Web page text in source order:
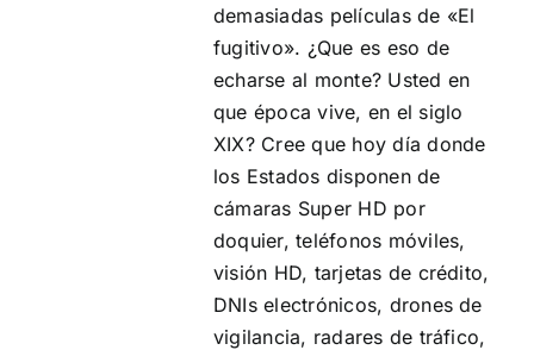
demasiadas películas de «El
fugitivo». ¿Que es eso de
echarse al monte? Usted en
que época vive, en el siglo
XIX? Cree que hoy día donde
los Estados disponen de
cámaras Super HD por
doquier, teléfonos móviles,
visión HD, tarjetas de crédito,
DNIs electrónicos, drones de
vigilancia, radares de tráfico,